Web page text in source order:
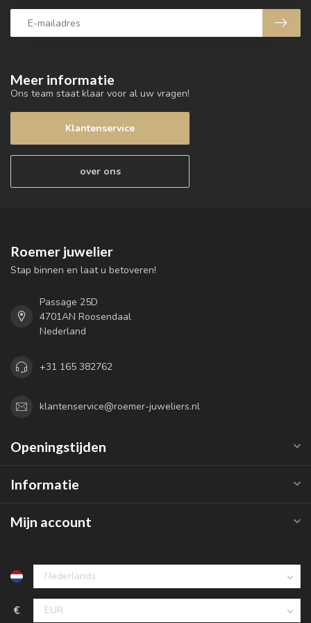
Meer informatie
Ons team staat klaar voor al uw vragen!
Klantenservice
over ons
Roemer juwelier
Stap binnen en laat u betoveren!
Passage 25D
4701AN Roosendaal
Nederland
+31 165 382762
klantenservice@roemer-juweliers.nl
Openingstijden
Informatie
Mijn account
€